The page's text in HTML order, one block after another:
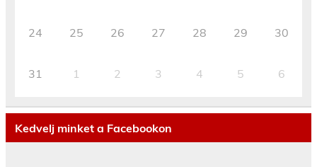
24 25 26 27 28 29 30
31 1 2 3 4 5 6
Kedvelj minket a Facebookon